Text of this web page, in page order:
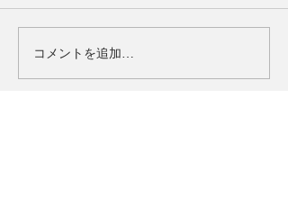
コメントを追加…